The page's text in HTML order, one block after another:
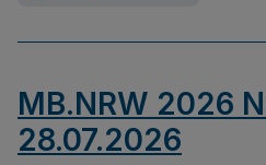
MB.NRW 2026
28.07.2026